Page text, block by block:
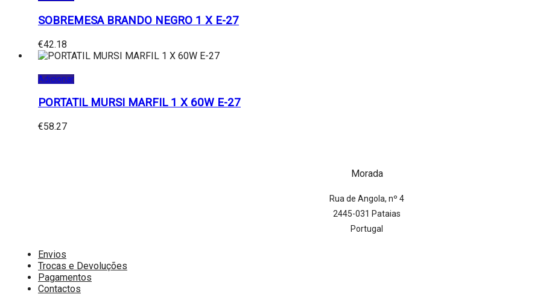
SOBREMESA BRANDO NEGRO 1 X E-27
€42.18
Adicionar
PORTATIL MURSI MARFIL 1 X 60W E-27
€58.27
Morada
Rua de Angola, nº 4
2445-031 Pataias
Portugal
Envios
Trocas e Devoluções
Pagamentos
Contactos